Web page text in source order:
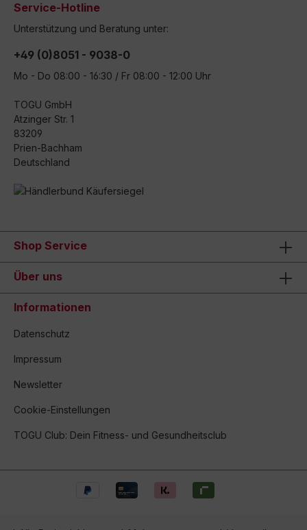
Service-Hotline
Unterstützung und Beratung unter:
+49 (0)8051 - 9038-0
Mo - Do 08:00 - 16:30 / Fr 08:00 - 12:00 Uhr
TOGU GmbH
Atzinger Str. 1
83209
Prien-Bachham
Deutschland
Shop Service
Über uns
Informationen
Datenschutz
Impressum
Newsletter
Cookie-Einstellungen
TOGU Club: Dein Fitness- und Gesundheitsclub